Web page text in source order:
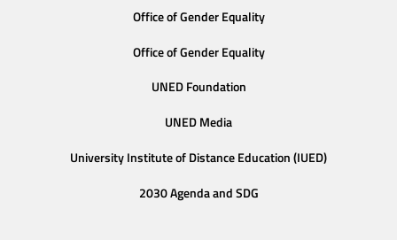
Office of Gender Equality
Office of Gender Equality
UNED Foundation
UNED Media
University Institute of Distance Education (IUED)
2030 Agenda and SDG